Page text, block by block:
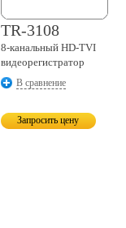
TR-3108
8-канальный HD-TVI
видеорегистратор
В сравнение
Запросить цену